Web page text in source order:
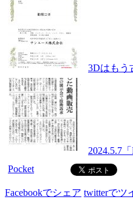
3Dはもう
2024.5.7
Pocket
Facebookでシェア twitterでツ